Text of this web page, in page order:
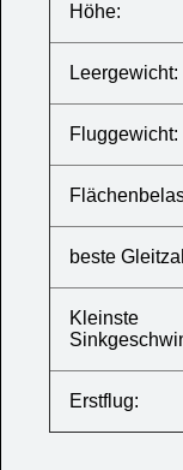
Höhe:
Leergewicht:
Fluggewicht:
beste
Kleinste
Erstflug: